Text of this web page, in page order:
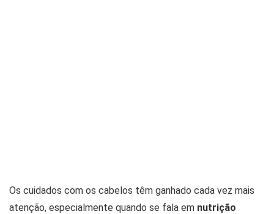
Os cuidados com os cabelos têm ganhado cada vez mais
atenção, especialmente quando se fala em nutrição